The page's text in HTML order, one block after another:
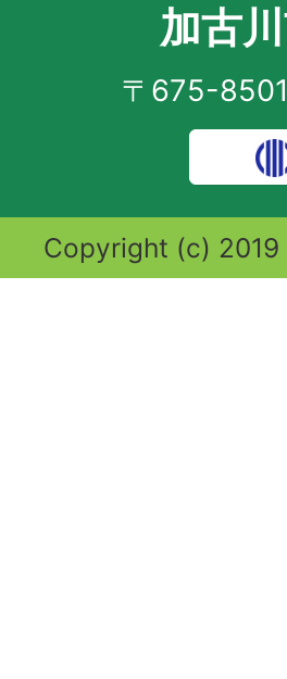
加古
〒675-
Copyright (c) 2019